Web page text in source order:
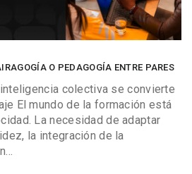
O PEDAGOGÍA ENTRE PARES
colectiva se convierte
El mundo de la formación está
La necesidad de adaptar
la integración de la